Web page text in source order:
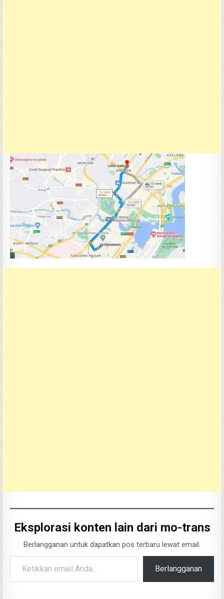
Eksplorasi konten lain dari mo-trans
Berlangganan untuk dapatkan pos terbaru lewat email.
Ketikkan email Anda...
Berlangganan